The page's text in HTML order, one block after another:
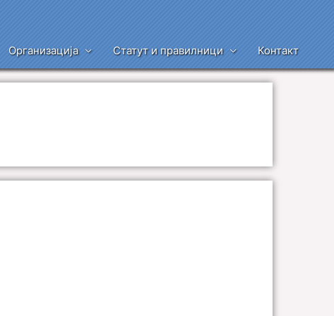
Организација Статут и правилници Контакт